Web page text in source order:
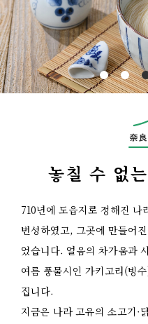
Previous
놓칠 수 없
710년에 도읍지로 정해진
번성하였고, 그곳에 만들어
었습니다. 얼음의 차가움과
여름 풍물시인 가키고리(빙
집니다.
지금은 나라 고유의 소고기·